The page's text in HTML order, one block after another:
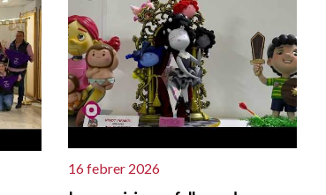
16 febrer 2026